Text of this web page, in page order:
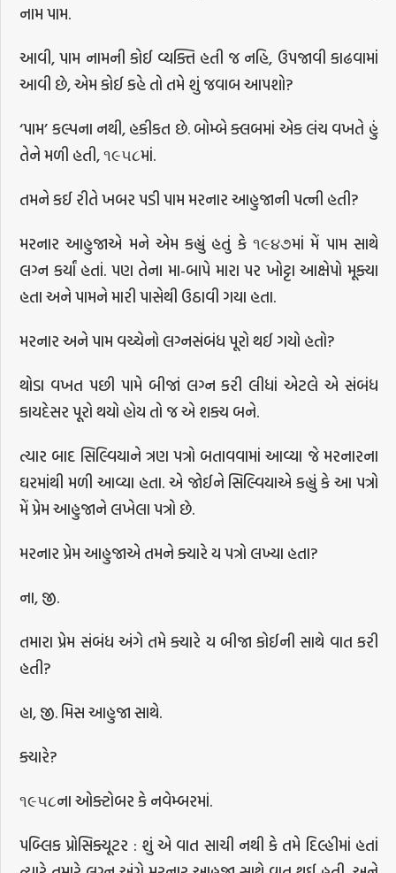
નામ પામ.
આવી, પામ નામની કોઈ વ્યક્તિ હતી જ નહિ, ઉપજાવી કાઢવામાં
આવી છે, એમ કોઈ કહે તો તમે શું જવાબ આપશો?
‘પામ’ કલ્પના નથી, હકીકત છે. બોમ્બે ક્લબમાં એક લંચ વખતે હું
તેને મળી હતી, ૧૯૫૮માં.
તમને કઈ રીતે ખબર પડી પામ મરનાર આહુજાની પત્ની હતી?
મરનાર આહુજાએ મને એમ કહ્યું હતું કે ૧૯૪૭માં મેં પામ સાથે
લગ્ન કર્યાં હતાં. પણ તેના મા-બાપે મારા પર ખોટ્ટા આક્ષેપો મૂક્યા
હતા અને પામને મારી પાસેથી ઉઠાવી ગયા હતા.
મરનાર અને પામ વચ્ચેનો લગ્નસંબંધ પૂરો થઈ ગયો હતો?
થોડા વખત પછી પામે બીજાં લગ્ન કરી લીધાં એટલે એ સંબંધ
કાયદેસર પૂરો થયો હોય તો જ એ શક્ય બને.
ત્યાર બાદ સિલ્વિયાને ત્રણ પત્રો બતાવવામાં આવ્યા જે મરનારના
ઘરમાંથી મળી આવ્યા હતા. એ જોઈને સિલ્વિયાએ કહ્યું કે આ પત્રો
મેં પ્રેમ આહુજાને લખેલા પત્રો છે.
મરનાર પ્રેમ આહુજાએ તમને ક્યારે ય પત્રો લખ્યા હતા?
ના, જી.
તમારા પ્રેમ સંબંધ અંગે તમે ક્યારે ય બીજા કોઈની સાથે વાત કરી
હતી?
હા, જી. મિસ આહુજા સાથે.
ક્યારે?
૧૯૫૮ના ઓક્ટોબર કે નવેમ્બરમાં.
પબ્લિક પ્રોસિક્યૂટર : શું એ વાત સાચી નથી કે તમે દિલ્હીમાં હતાં